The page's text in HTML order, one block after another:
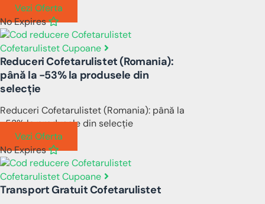
Vezi Oferta
No Expires
Cofetarulistet Cupoane
Reduceri Cofetarulistet (Romania):
până la -53% la produsele din
selecție
Reduceri Cofetarulistet (Romania): până la
-53% la produsele din selecție
Vezi Oferta
No Expires
Cofetarulistet Cupoane
Transport Gratuit Cofetarulistet